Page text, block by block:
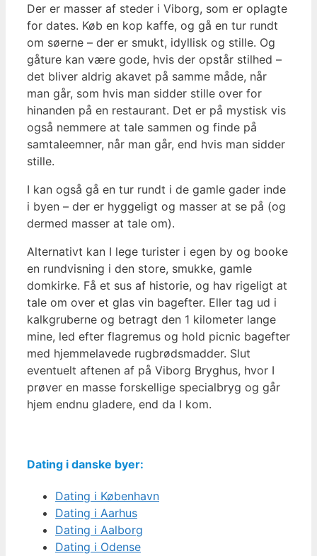
Der er masser af steder i Viborg, som er oplagte
for dates. Køb en kop kaffe, og gå en tur rundt
om søerne – der er smukt, idyllisk og stille. Og
gåture kan være gode, hvis der opstår stilhed –
det bliver aldrig akavet på samme måde, når
man går, som hvis man sidder stille over for
hinanden på en restaurant. Det er på mystisk vis
også nemmere at tale sammen og finde på
samtaleemner, når man går, end hvis man sidder
stille.
I kan også gå en tur rundt i de gamle gader inde
i byen – der er hyggeligt og masser at se på (og
dermed masser at tale om).
Alternativt kan I lege turister i egen by og booke
en rundvisning i den store, smukke, gamle
domkirke. Få et sus af historie, og hav rigeligt at
tale om over et glas vin bagefter. Eller tag ud i
kalkgruberne og betragt den 1 kilometer lange
mine, led efter flagremus og hold picnic bagefter
med hjemmelavede rugbrødsmadder. Slut
eventuelt aftenen af på Viborg Bryghus, hvor I
prøver en masse forskellige specialbryg og går
hjem endnu gladere, end da I kom.
Dating i danske byer:
Dating i København
Dating i Aarhus
Dating i Aalborg
Dating i Odense